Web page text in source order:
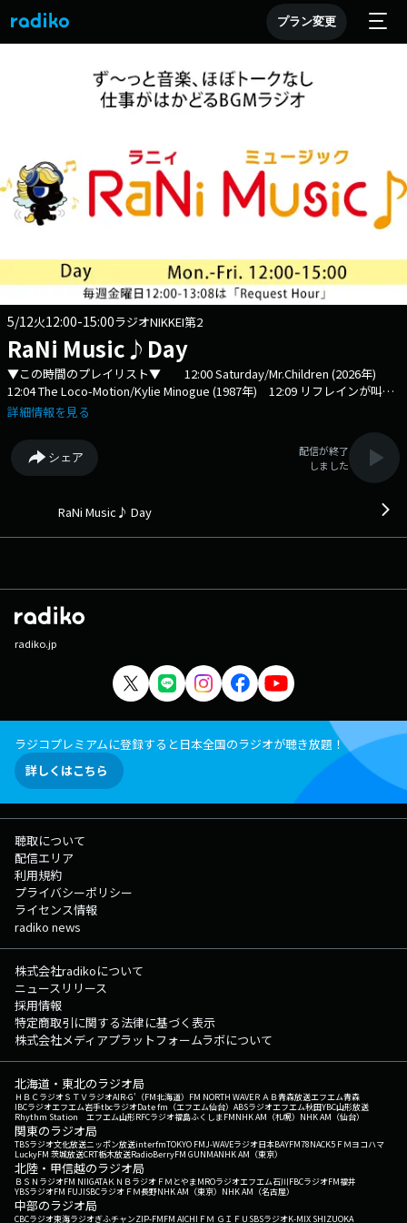
プラン変更
5/12火12:00-15:00ラジオNIKKEI第2
RaNi Music♪Day
▼この時間のプレイリスト▼ 12:00 Saturday/Mr.Children (2026年)
12:04 The Loco-Motion/Kylie Minogue (1987年) 12:09 リフレインが叫ん
でる/松任谷由実 (1988年) 12:13 The Way feat. Mac Miller/Ariana Grande
年) 12:24 Answer/家入レオ (2020年) 12:28 #302/平井堅 (2019年) 12:33
The Final Countdown/Europe (1986年) 12:37 ムーンライト・サーファー/
石川セリ (1979年) 12:41 YOU & I feat. Khalid/Anne-Marie (2023年)
年) 12:53 CHANEL/Tyla (2025年) 12:56 言伝/Bialystocks (2026年)
Flame/Cheap Trick (1988年) 13:38 Waiting For You/Crystal Kay (2016
(2019年) 13:49 RUNWAY/Lady Gaga & Doechii (2026年) 13:52 IRIS OUT/
米津玄師 (2025年) 13:54 Message in a Bottle/The Police (1979年) 13:58
アリア/BUMP OF CHICKEN (2016年) 14:04 Malibu/Miley Cyrus (2017年)
14:09 Dying for You/Charli xcx (2026年) 14:12 高嶺の花子さん/back
number (2013年) 14:17 In A Big Country/Big Country (1983年) 14:20 フ
ァンファーレ/玉置浩二 (2025年) 14:24 Leave a Light On/Belinda Carlisle
(1989年) 14:29 コトノハ/tuki. (2026年) 14:33 Strong Enough feat.
Bailey Zimmerman/Jonas Brothers (2023年) 14:35 希望の唄/FUNKY
MONKEY BABYS (2008年) 14:39 I Did This To Myself feat. Lil
Yachty/Thundercat (2026年) 14:42 PLAYBACK/JUJU (2015年) 14:45 沫
雪/yama (2023年) 14:49 What Am I/Why Don't We (2019年) 14:52 A New
Day/Beverly (2018年) 14:56 Human/The Human League (1986年) （洋
楽：48% 邦楽：52%） この日の最初のRaNi Music♪へ 次の
時間のRaNi Music♪へ その他の楽曲情報はこちらへ
詳細情報を見る
シェア
配信が終了
しました
RaNi Music♪ Day
radiko.jp
ラジコプレミアムに登録すると日本全国のラジオが聴き放題！
詳しくはこちら
聴取について
配信エリア
利用規約
プライバシーポリシー
ライセンス情報
radiko news
株式会社radikoについて
ニュースリリース
採用情報
特定商取引に関する法律に基づく表示
株式会社メディアプラットフォームラボについて
北海道・東北のラジオ局
ＨＢＣラジオＳＴＶラジオAIR-G'（FM北海道） FM NORTH WAVEＲＡＢ青森放送エフエム青森
IBCラジオエフエム岩手tbcラジオDate fm（エフエム仙台） ABSラジオエフエム秋田YBC山形放送
Rhythm Station エフエム山形RFCラジオ福島ふくしまFMNHK AM（札幌） NHK AM（仙台）
関東のラジオ局
TBSラジオ文化放送ニッポン放送interfmTOKYO FMJ-WAVEラジオ日本BAYFM78NACK5 ＦＭヨコハマ
LuckyFM 茨城放送CRT栃木放送RadioBerryFM GUNMANHK AM（東京）
北陸・甲信越のラジオ局
ＢＳＮラジオFM NIIGATAＫＮＢラジオ ＦＭとやまMROラジオエフエム石川FBCラジオFM福井
YBSラジオFM FUJISBCラジオ ＦＭ長野NHK AM（東京） NHK AM（名古屋）
中部のラジオ局
CBCラジオ東海ラジオぎふチャンZIP-FMFM AICHI ＦＭ ＧＩＦＵ SBSラジオK-MIX SHIZUOKA